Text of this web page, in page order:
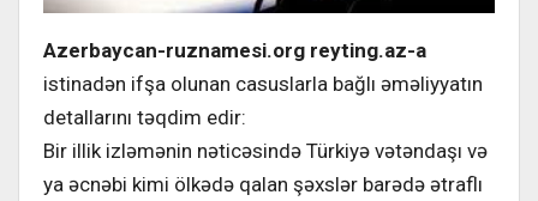
Azerbaycan-ruznamesi.org reyting.az-a
istinadən ifşa olunan casuslarla bağlı əməliyyatın
detallarını təqdim edir:
Bir illik izləmənin nəticəsində Türkiyə vətəndaşı və
ya əcnəbi kimi ölkədə qalan şəxslər barədə ətraflı